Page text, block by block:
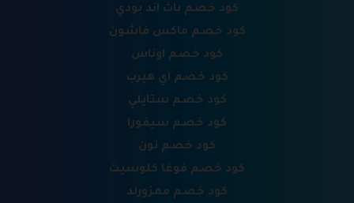
كود خصم باث اند بودي
كود خصم ماكس فاشون
كود خصم اوناس
كود خصم اي هيرب
كود خصم ستايلي
كود خصم سيفورا
كود خصم نون
كود خصم فوغا كلوسيت
كود خصم ممزورلد